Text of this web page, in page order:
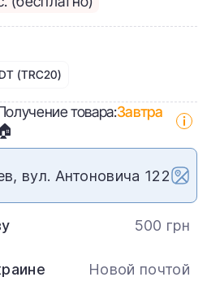
(TRC20)
товара:Завтра
🏠
вул. Антоновича 122
500 грн
Новой почтой